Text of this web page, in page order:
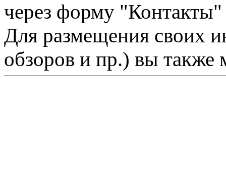
через форму "Контакты"
Для размещения своих
обзоров и пр.) вы также